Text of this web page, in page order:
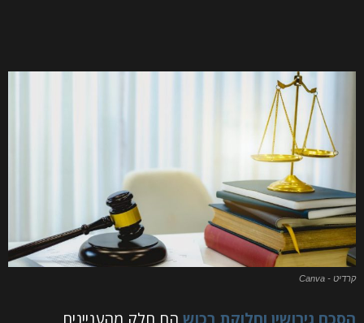
קרדיט - Canva